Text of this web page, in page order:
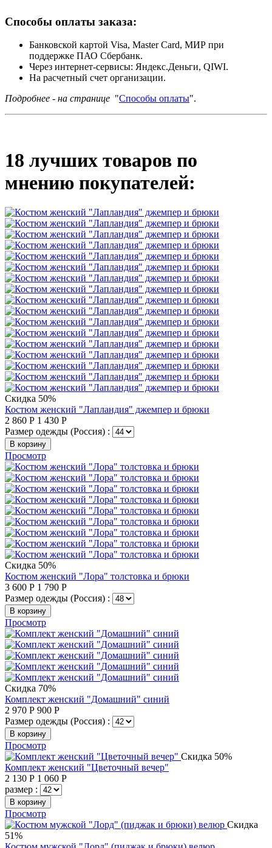
Способы оплаты заказа:
Банковской картой Visa, Master Card, МИР при
поддержке ПАО Сбербанк.
Через интернет-сервисы: Яндекс.Деньги, QIWI.
На расчетный счет организации.
Подробнее - на странице "Способы оплаты".
18 лучших товаров по
мнению покупателей:
Скидка 50%
Костюм женский "Лапландия" джемпер и брюки
2 860 Р 1 430 Р
Размер одежды (Россия) :
В корзину
Просмотр
Скидка 50%
Костюм женский "Лора" толстовка и брюки
3 600 Р 1 790 Р
Размер одежды (Россия) :
В корзину
Просмотр
Скидка 70%
Комплект женский "Домашний" синий
2 970 Р 900 Р
Размер одежды (Россия) :
В корзину
Просмотр
Скидка 50%
Комплект женский "Цветочный вечер"
2 130 Р 1 060 Р
размер :
В корзину
Просмотр
Скидка
51%